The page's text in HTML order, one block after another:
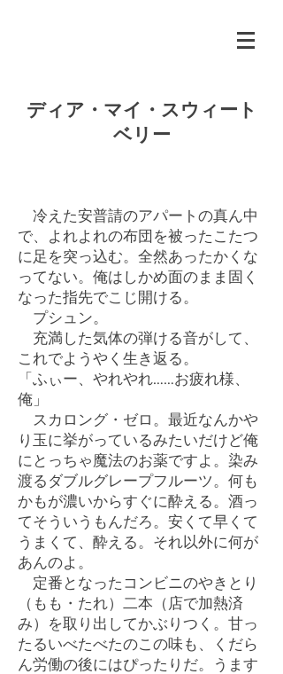
ディア・マイ・スウィート
ベリー
冷えた安普請のアパートの真ん中
で、よれよれの布団を被ったこたつ
に足を突っ込む。全然あったかくな
ってない。俺はしかめ面のまま固く
なった指先でこじ開ける。
プシュン。
充満した気体の弾ける音がして、
これでようやく生き返る。
「ふぃー、やれやれ……お疲れ様、
俺」
スカロング・ゼロ。最近なんかや
り玉に挙がっているみたいだけど俺
にとっちゃ魔法のお薬ですよ。染み
渡るダブルグレープフルーツ。何も
かもが濃いからすぐに酔える。酒っ
てそういうもんだろ。安くて早くて
うまくて、酔える。それ以外に何が
あんのよ。
定番となったコンビニのやきとり
（もも・たれ）二本（店で加熱済
み）を取り出してかぶりつく。甘っ
たるいべたべたのこの味も、くだら
ん労働の後にはぴったりだ。うます